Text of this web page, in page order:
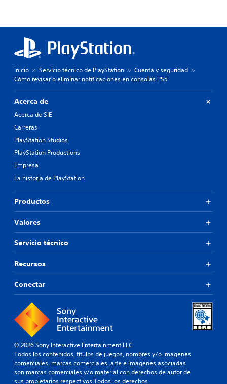
Inicio Servicio técnico de PlayStation
Cuenta y seguridad
Cómo revisar o eliminar notificaciones en consolas PS5
Acerca de
Acerca de SIE
Carreras
PlayStation Studios
PlayStation Productions
Empresa
La historia de PlayStation
Productos
Valores
Servicio técnico
Recursos
Conectar
© 2026 Sony Interactive Entertainment LLC
Todos los contenidos, títulos de juegos, nombres y/o imágenes
comerciales, marcas comerciales, arte e imágenes asociadas
son marcas comerciales y/o material con derechos de autor de
sus propietarios respectivos.Todos los derechos